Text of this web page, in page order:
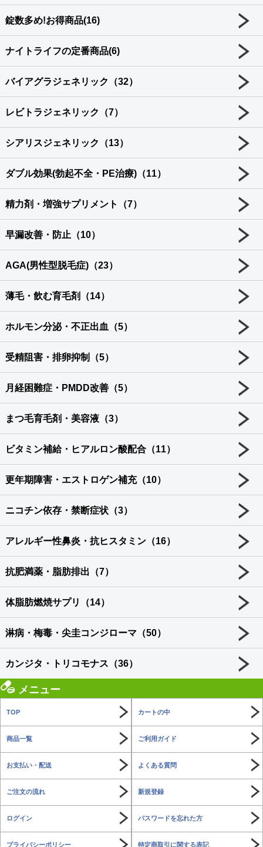
錠数多め!お得商品(16)
ナイトライフの定番商品(6)
バイアグラジェネリック（32）
レビトラジェネリック（7）
シアリスジェネリック（13）
ダブル効果(勃起不全・PE治療)（11）
精力剤・増強サプリメント（7）
早漏改善・防止（10）
AGA(男性型脱毛症)（23）
薄毛・飲む育毛剤（14）
ホルモン分泌・不正出血（5）
受精阻害・排卵抑制（5）
月経困難症・PMDD改善（5）
まつ毛育毛剤・美容液（3）
ビタミン補給・ヒアルロン酸配合（11）
更年期障害・エストロゲン補充（10）
ニコチン依存・禁断症状（3）
アレルギー性鼻炎・抗ヒスタミン（16）
抗肥満薬・脂肪排出（7）
体脂肪燃焼サプリ（14）
淋病・梅毒・尖圭コンジローマ（50）
カンジタ・トリコモナス（36）
メニュー
TOP カートの中
商品一覧 ご利用ガイド
お支払い・配送 よくある質問
ご注文の流れ 新規登録
ログイン パスワードを忘れた方
プライバシーポリシー 特定商取引に関する表記